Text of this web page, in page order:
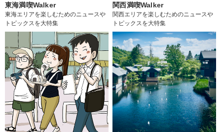
東海満喫Walker
東海エリアを楽しむためのニュースや
トピックスを大特集
関西満喫Walker
関西エリアを楽しむためのニュースや
トピックスを大特集